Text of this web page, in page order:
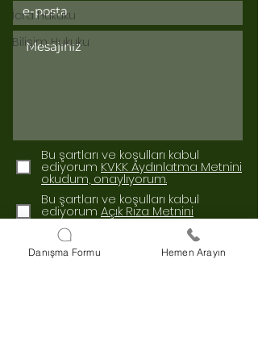
İcra Hukuku
Bilişim Hukuku
Bu şartları ve koşulları kabul
ediyorum KVKK Aydınlatma Metnini
okudum, onaylıyorum.
Bu şartları ve koşulları kabul
ediyorum Açık Rıza Metnini
okudum, onaylıyorum.
Gönder
Danışma Formu Hemen Arayın